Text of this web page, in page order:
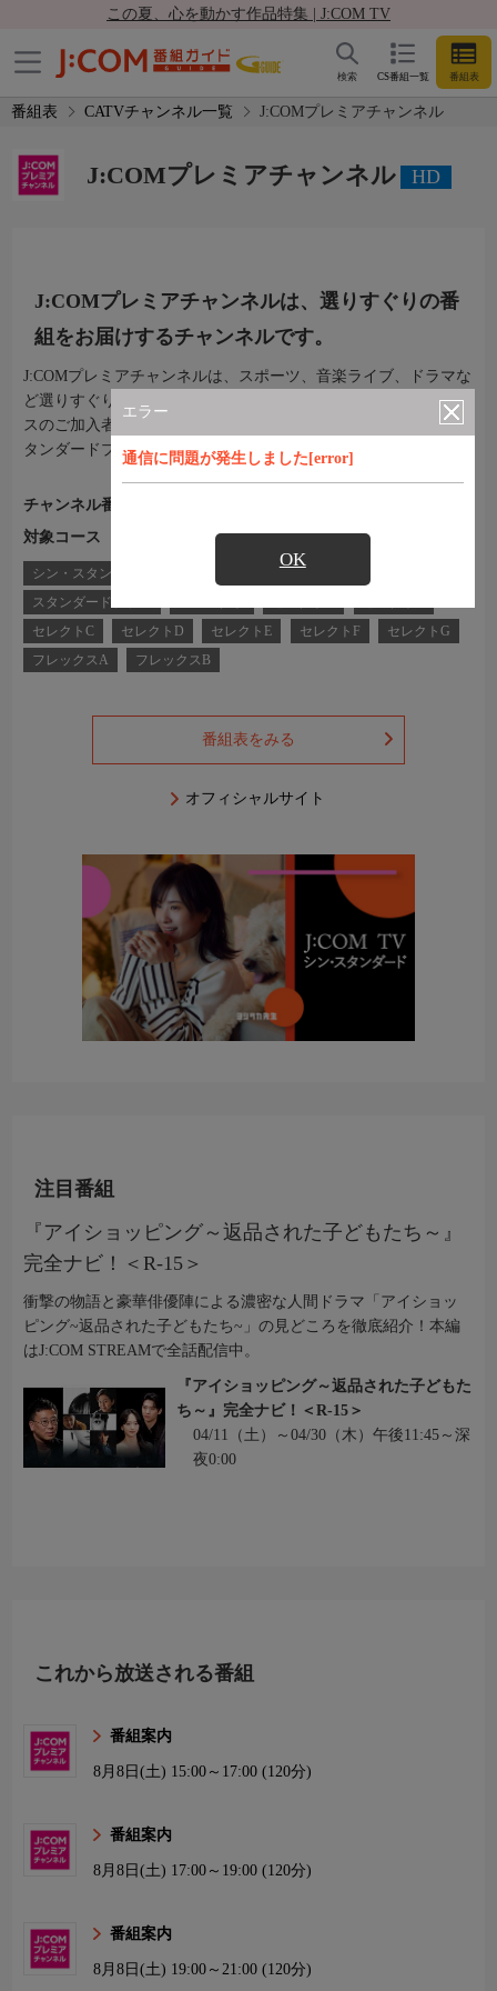
この夏、心を動かす作品特集 | J:COM TV
CS番組一覧 番組表
検索
番組表 CATVチャンネル一覧 J:COMプレミアチャンネル
エラー
通信に問題が発生しました[error]
OK
J:COMプレミアチャンネル HD
J:COMプレミアチャンネルは、選りすぐりの番
組をお届けするチャンネルです。
J:COMプレミアチャンネルは、スポーツ、音楽ライブ、ドラマな
ど選りすぐりの番組をお届けするチャンネルです。以下サービ
スのご加入者さまが無料でご視聴いただけます。「J:COM TV ス
タンダードプラス / スタンダード/フレックスA/コンパクト」
チャンネル番号
対象コース
J:COM TVコース一覧
シン・スタンダード シン・スタンダードプラス
スタンダードプラス
セレクトC
セレクトD セレクトE セレクトF
セレクトG
フレックスA
フレックスB
番組表をみる
オフィシャルサイト
注目番組
『アイショッピング～返品された子どもたち～』
完全ナビ！＜R-15＞
衝撃の物語と豪華俳優陣による濃密な人間ドラマ「アイショッ
ピング~返品された子どもたち~」の見どころを徹底紹介！本編
はJ:COM STREAMで全話配信中。
『アイショッピング～返品された子どもた
ち～』完全ナビ！＜R-15＞
04/11（土）～04/30（木）午後11:45～深
夜0:00
これから放送される番組
番組案内
8月8日(土) 15:00～17:00 (120分)
番組案内
8月8日(土) 17:00～19:00 (120分)
番組案内
8月8日(土) 19:00～21:00 (120分)